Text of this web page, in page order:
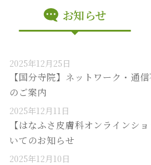
お知らせ
2025年12月25日
【国分寺院】ネットワーク・通
のご案内
2025年12月11日
【はなふさ皮膚科オンラインシ
いてのお知らせ
2025年12月10日